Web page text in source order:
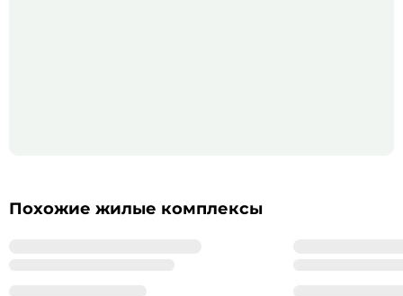
Похожие жилые комплексы